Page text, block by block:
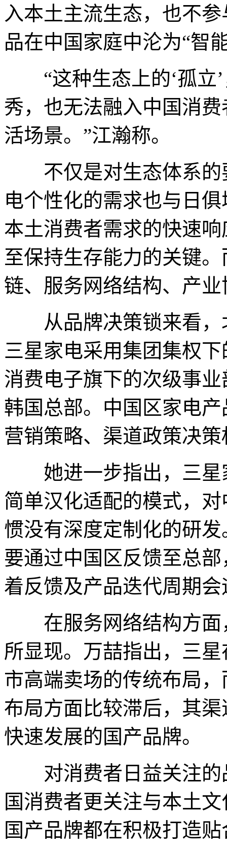
入本土主流生态，也不
品在中国家庭中沦为“智
“这种生态上的‘孤立’
秀，也无法融入中国消
活场景。”江瀚称。
不仅是对生态体系的
电个性化的需求也与日
本土消费者需求的快速
至保持生存能力的关键
链、服务网络结构、产
从品牌决策锁来看，
三星家电采用集团集权
消费电子旗下的次级事
韩国总部。中国区家电
营销策略、渠道政策决策
她进一步指出，三星
简单汉化适配的模式，
惯没有深度定制化的研
要通过中国区反馈至总
着反馈及产品迭代周期
在服务网络结构方面
所显现。万喆指出，三
市高端卖场的传统布局
布局方面比较滞后，其
快速发展的国产品牌。
对消费者日益关注的
国消费者更关注与本土
国产品牌都在积极打造